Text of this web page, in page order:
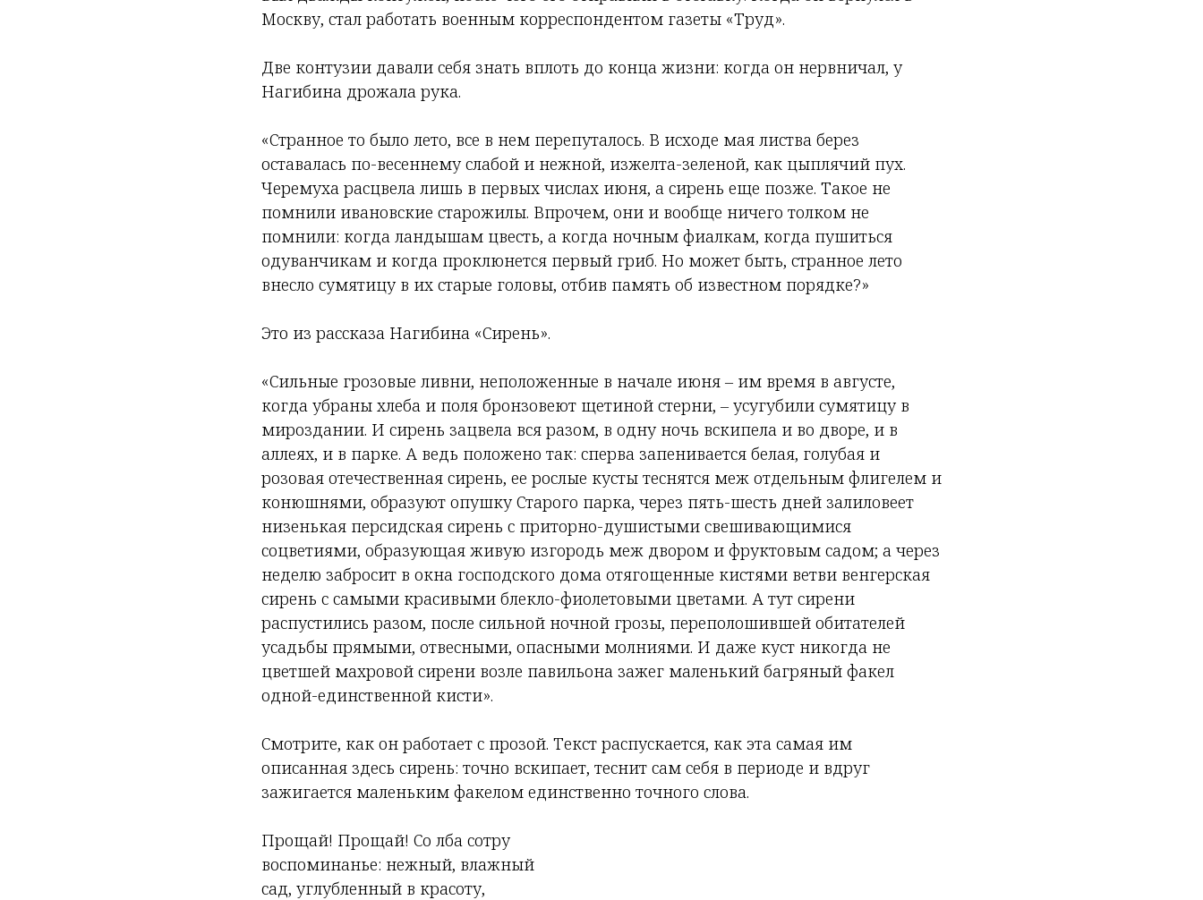
Москву, стал работать военным корреспондентом газеты «Труд».
Две контузии давали себя знать вплоть до конца жизни: когда он нервничал, у
Нагибина дрожала рука.
«Странное то было лето, все в нем перепуталось. В исходе мая листва берез
оставалась по-весеннему слабой и нежной, изжелта-зеленой, как цыплячий пух.
Черемуха расцвела лишь в первых числах июня, а сирень еще позже. Такое не
помнили ивановские старожилы. Впрочем, они и вообще ничего толком не
помнили: когда ландышам цвесть, а когда ночным фиалкам, когда пушиться
одуванчикам и когда проклюнется первый гриб. Но может быть, странное лето
внесло сумятицу в их старые головы, отбив память об известном порядке?»
Это из рассказа Нагибина «Сирень».
«Сильные грозовые ливни, неположенные в начале июня – им время в августе,
когда убраны хлеба и поля бронзовеют щетиной стерни, – усугубили сумятицу в
мироздании. И сирень зацвела вся разом, в одну ночь вскипела и во дворе, и в
аллеях, и в парке. А ведь положено так: сперва запенивается белая, голубая и
розовая отечественная сирень, ее рослые кусты теснятся меж отдельным флигелем и
конюшнями, образуют опушку Старого парка, через пять-шесть дней залиловеет
низенькая персидская сирень с приторно-душистыми свешивающимися
соцветиями, образующая живую изгородь меж двором и фруктовым садом; а через
неделю забросит в окна господского дома отягощенные кистями ветви венгерская
сирень с самыми красивыми блекло-фиолетовыми цветами. А тут сирени
распустились разом, после сильной ночной грозы, переполошившей обитателей
усадьбы прямыми, отвесными, опасными молниями. И даже куст никогда не
цветшей махровой сирени возле павильона зажег маленький багряный факел
одной-единственной кисти».
Смотрите, как он работает с прозой. Текст распускается, как эта самая им
описанная здесь сирень: точно вскипает, теснит сам себя в периоде и вдруг
зажигается маленьким факелом единственно точного слова.
Прощай! Прощай! Со лба сотру
воспоминанье: нежный, влажный
сад, углубленный в красоту,